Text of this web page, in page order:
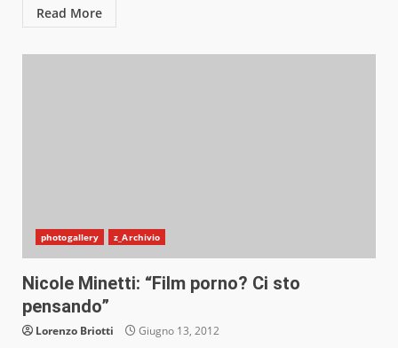
Read More
photogallery z_Archivio
Nicole Minetti: “Film porno? Ci sto
pensando”
Lorenzo Briotti Giugno 13, 2012